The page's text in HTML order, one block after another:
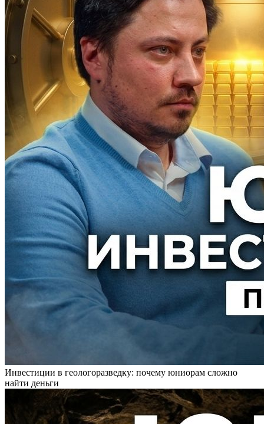
Инвестиции в геологоразведку: почему юниорам сложно
найти деньги